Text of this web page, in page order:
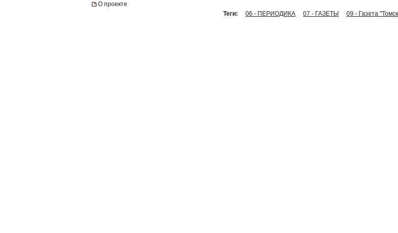
О проекте
Теги: 06 - ПЕРИОДИКА 07 - ГАЗЕТЫ 09 - Газета